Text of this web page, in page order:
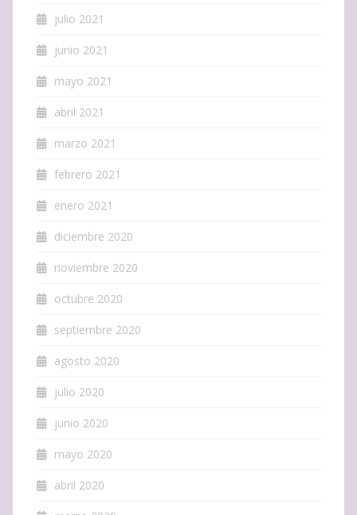
julio 2021
junio 2021
mayo 2021
abril 2021
marzo 2021
febrero 2021
enero 2021
diciembre 2020
noviembre 2020
octubre 2020
septiembre 2020
agosto 2020
julio 2020
junio 2020
mayo 2020
abril 2020